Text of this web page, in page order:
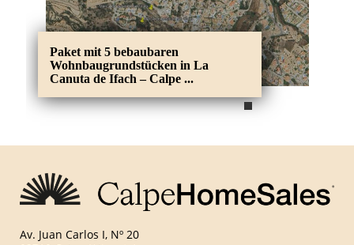
Paket mit 5 bebaubaren
Wohnbaugrundstücken in La
Canuta de Ifach – Calpe ...
Av. Juan Carlos I, Nº 20